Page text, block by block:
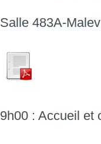
Salle 483A-
9h00 : Accueil et